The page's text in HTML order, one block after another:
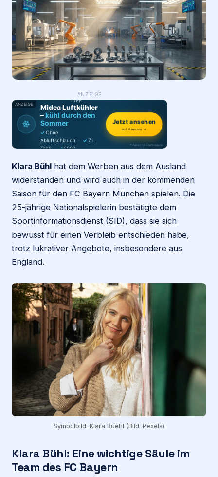
Login
Firma eintragen
ANZEIGE
ANZEIGE
❄
PRODUKT-
TIPP
Midea Luftkühler
–kühl durch den
Sommer
✓ Ohne
Abluftschlauch · ✓ 7 L
Tank · ✓2000
Jetzt ansehen
auf Amazon →
* Amazon-Partnerlink
Klara Bühl hat dem Werben aus dem Ausland
widerstanden und wird auch in der kommenden
Saison für den FC Bayern München spielen. Die
25-jährige Nationalspielerin bestätigte dem
Sportinformationsdienst (SID), dass sie sich
bewusst für einen Verbleib entschieden habe,
trotz lukrativer Angebote, insbesondere aus
England.
Symbolbild: Klara Buehl (Bild: Pexels)
Klara Bühl: Eine wichtige Säule im
Team des FC Bayern